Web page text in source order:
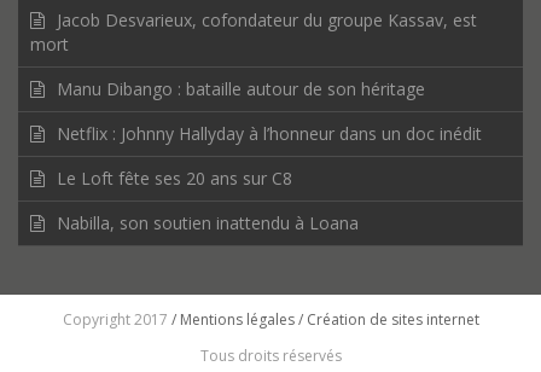
Jacob Desvarieux, cofondateur du groupe Kassav, est
mort
Manu Dibango : bataille autour de son héritage
Netflix : Johnny Hallyday à l’honneur dans un doc inédit
Le Loft fête ses 20 ans sur C8
Nabilla, son soutien inattendu à Loana
Copyright 2017 / Mentions légales / Création de sites internet
Tous droits réservés